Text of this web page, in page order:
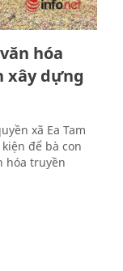
hóa
xây dựng
xã Ea Tam
để bà con
hóa truyền